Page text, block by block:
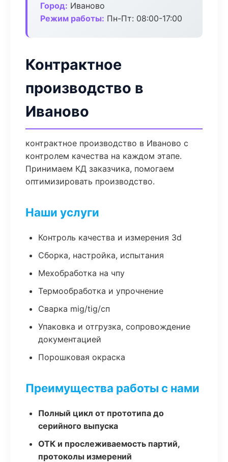
Город: Иваново
Режим работы: Пн-Пт: 08:00-17:00
Контрактное
производство в
Иваново
контрактное производство в Иваново с
контролем качества на каждом этапе.
Принимаем КД заказчика, помогаем
оптимизировать производство.
Наши услуги
Контроль качества и измерения 3d
Сборка, настройка, испытания
Мехобработка на чпу
Термообработка и упрочнение
Сварка mig/tig/сп
Упаковка и отгрузка, сопровождение
документацией
Порошковая окраска
Преимущества работы с нами
Полный цикл от прототипа до
серийного выпуска
ОТК и прослеживаемость партий,
протоколы измерений